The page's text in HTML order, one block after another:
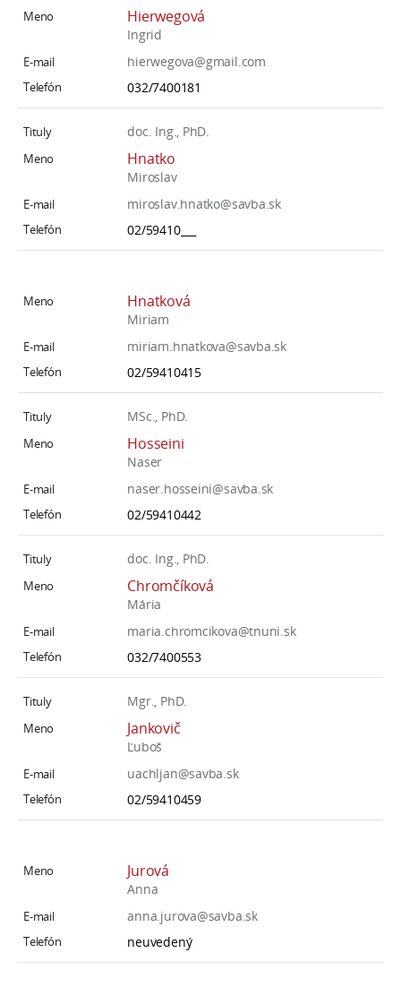
Hierwegová
Ingrid
hierwegova@gmail.com
032/7400181
doc. Ing., PhD.
Hnatko
Miroslav
miroslav.hnatko@savba.sk
02/59410___
Hnatková
Miriam
miriam.hnatkova@savba.sk
02/59410415
MSc., PhD.
Hosseini
Naser
naser.hosseini@savba.sk
02/59410442
doc. Ing., PhD.
Chromčíková
Mária
maria.chromcikova@tnuni.sk
032/7400553
Mgr., PhD.
Jankovič
Ľuboš
uachljan@savba.sk
02/59410459
Jurová
Anna
anna.jurova@savba.sk
neuvedený